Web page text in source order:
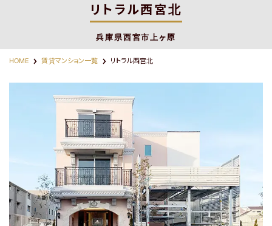
神戸市・西宮市・宝塚市
路線から探す
物件名から探す
リトラル西宮北
兵庫県西宮市上ヶ原
HOME 賃貸マンション一覧 リトラル西宮北